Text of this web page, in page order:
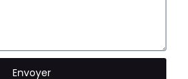
Envoyer